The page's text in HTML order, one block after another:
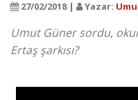
27/02/2018 | Yazar:
Umut Güner sordu,
Ertaş şarkısı?